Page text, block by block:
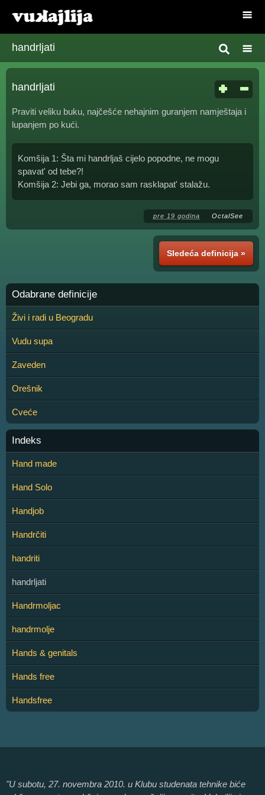
handrljati
handrljati
Praviti veliku buku, najčešće nehajnim guranjem namještaja i
lupanjem po kući.
Komšija 1: Šta mi handrljaš cijelo popodne, ne mogu
spavat' od tebe?!
Komšija 2: Jebi ga, morao sam rasklapat' stalažu.
pre 19 godina OctalSee
Sledeća definicija »
Odabrane definicije
Živi i radi u Beogradu
Vudu supa
Zaveden
Orešnik
Cveće
Indeks
Hand made
Hand Solo
Handjob
Handrčiti
handriti
handrljati
Handrmoljac
handrmolje
Hands & genitals
Hands free
Handsfree
"U subotu, 27. novembra 2010. u Klubu studenata tehnike biće